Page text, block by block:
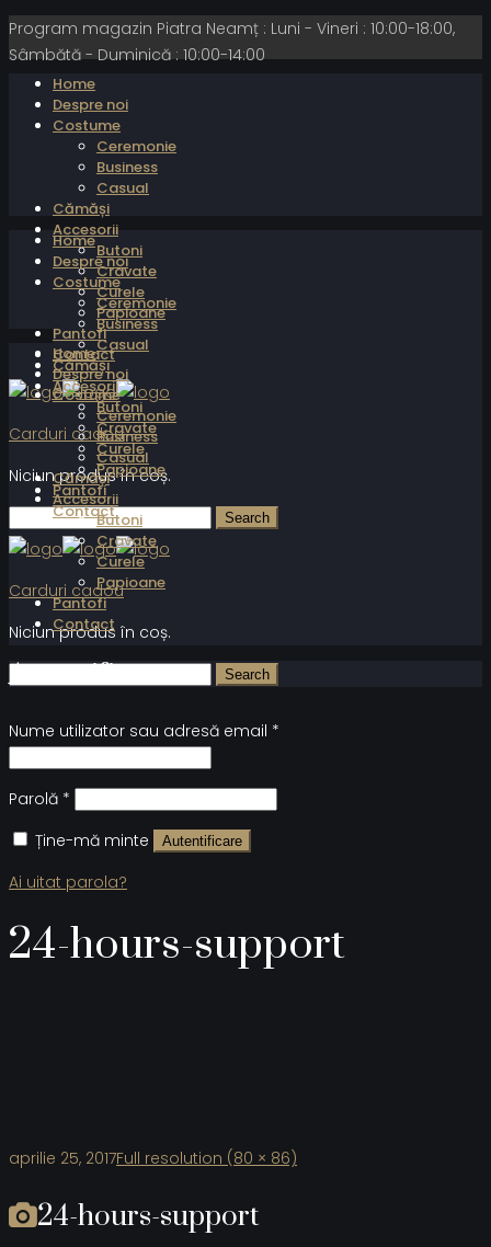
Program magazin Piatra Neamț : Luni - Vineri : 10:00-18:00,
Sâmbătă - Duminică : 10:00-14:00
Home
Despre noi
Costume
Ceremonie
Business
Casual
Cămăși
Accesorii
Butoni
Cravate
Curele
Papioane
Pantofi
Contact
Carduri cadou
Niciun produs în coș.
Home
Despre noi
Costume
Ceremonie
Business
Casual
Cămăși
Accesorii
Butoni
Cravate
Curele
Papioane
Pantofi
Contact
Carduri cadou
Niciun produs în coș.
Home
Despre noi
Costume
Ceremonie
Business
Casual
Cămăși
Accesorii
Butoni
Cravate
Curele
Papioane
Pantofi
Contact
Autentificare
Nume utilizator sau adresă email *
Parolă *
Ține-mă minte
Autentificare
Ai uitat parola?
24-hours-support
aprilie 25, 2017Full resolution (80 × 86)
24-hours-support